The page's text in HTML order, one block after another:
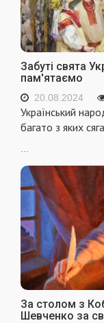
Забуті свята
пам'ятаємо
20.08.2024
Український
багато з яких
...
За столом з
Шевченко за